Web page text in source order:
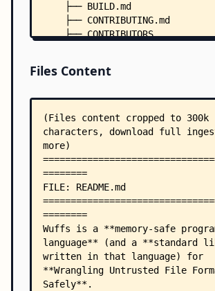
    ├── BUILD.md
    ├── CONTRIBUTING.md
    ├── CONTRIBUTORS
    ├── LICENSE
    ├── LICENSE-MIT
    ├── wuffs-root-directory.txt
    ├── .clang-format
    ├── cmd/
    │   ├── commonflags/
    │   │   └── commonflags.go
    │   ├── dumbindent/
    │   │   └── main.go
    │   ├── handsum/
    │   │   └── main.go
    │   ├── ractool/
    │   │   ├── data.go
    │   │   ├── gen.go
    │   │   └── main.go
Files Content